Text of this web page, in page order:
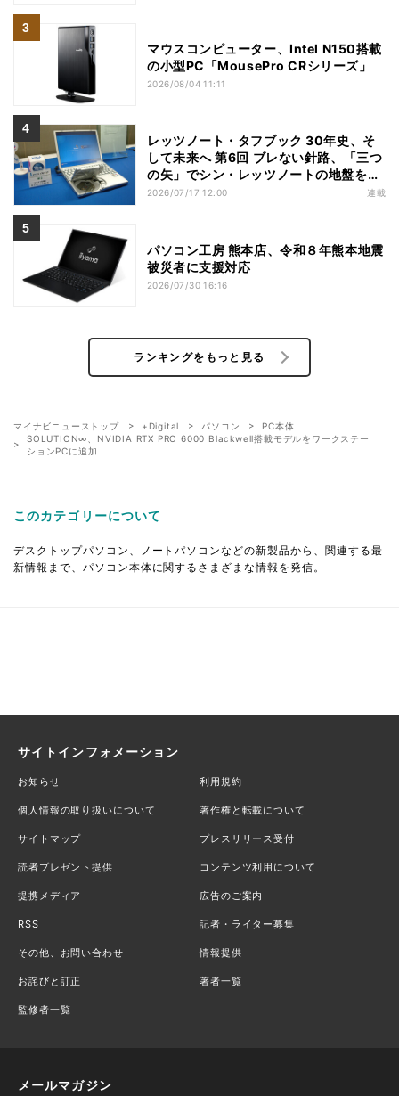
マウスコンピューター、Intel N150搭載
の小型PC「MousePro CRシリーズ」
2026/08/04 11:11
レッツノート・タフブック 30年史、そ
して未来へ 第6回 ブレない針路、「三つ
の矢」でシン・レッツノートの地盤を築
く
2026/07/17 12:00 連載
パソコン工房 熊本店、令和８年熊本地震
被災者に支援対応
2026/07/30 16:16
ランキングをもっと見る
マイナビニューストップ +Digital パソコン
PC本体
SOLUTION∞、NVIDIA RTX PRO 6000 Blackwell搭載モデルをワークステー
ションPCに追加
このカテゴリーについて
デスクトップパソコン、ノートパソコンなどの新製品から、関連する最
新情報まで、パソコン本体に関するさまざまな情報を発信。
サイトインフォメーション
お知らせ 利用規約
個人情報の取り扱いについて 著作権と転載について
サイトマップ プレスリリース受付
読者プレゼント提供 コンテンツ利用について
提携メディア 広告のご案内
RSS 記者・ライター募集
その他、お問い合わせ 情報提供
お詫びと訂正 著者一覧
監修者一覧
メールマガジン